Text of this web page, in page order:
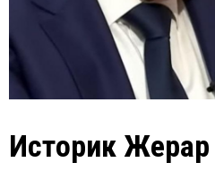
Историк Жерар